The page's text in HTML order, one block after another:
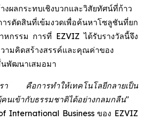
งผลกระทบเชิงบวกและวิสัยทัศน์ที่ก้าว
ดสินที่เข้มงวดเพื่อค้นหาโซลูชันที่ยก
หกรรม การที่ EZVIZ ได้รับรางวัลนี้จึง
วามคิดสร้างสรรค์และคุณค่าของ
นพัฒนาเสมอมา
รา คือการทำให้เทคโนโลยีกลายเป็น
คนเข้ากับธรรมชาติได้อย่างกลมกลืน"
International Business ของ EZVIZ